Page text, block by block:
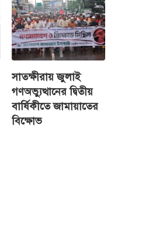
সাতক্ষীরায় জুলাই
গণঅভ্যুত্থানের দ্বিতীয়
বার্ষিকীতে জামায়াতের
বিক্ষোভ